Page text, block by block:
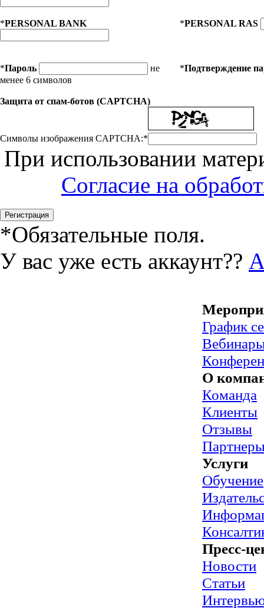
*PERSONAL BANK *PERSONAL RAS
*Пароль
не
менее 6 символов
*Подтверждение
Защита от спам-ботов (CAPTCHA)
Символы изображения CAPTCHA:*
При использовании
Согласие на
*Обязательные поля.
У вас уже есть аккаунт??
График
О
Команда
Клиенты
Отзывы
Услуги
Обучение
Пресс-
Новости
Статьи